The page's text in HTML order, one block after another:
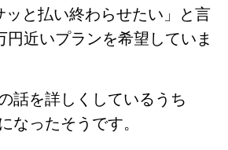
ッと払い終わらせたい」と言
円近いプランを希望していま
話を詳しくしているうち
なったそうです。